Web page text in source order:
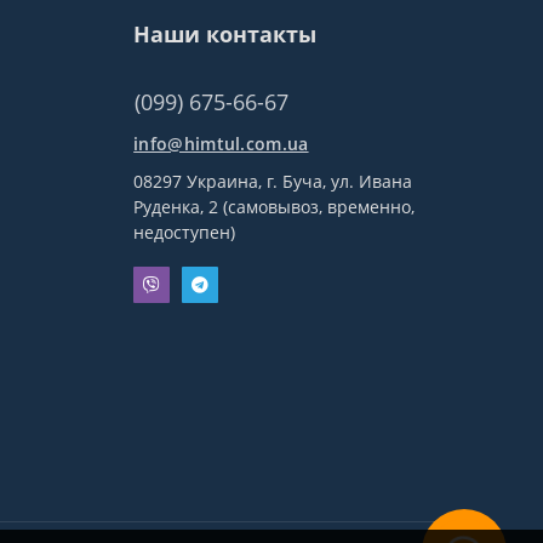
Наши контакты
(099) 675-66-67
info@himtul.com.ua
08297 Украина, г. Буча, ул. Ивана
Руденка, 2 (самовывоз, временно,
недоступен)